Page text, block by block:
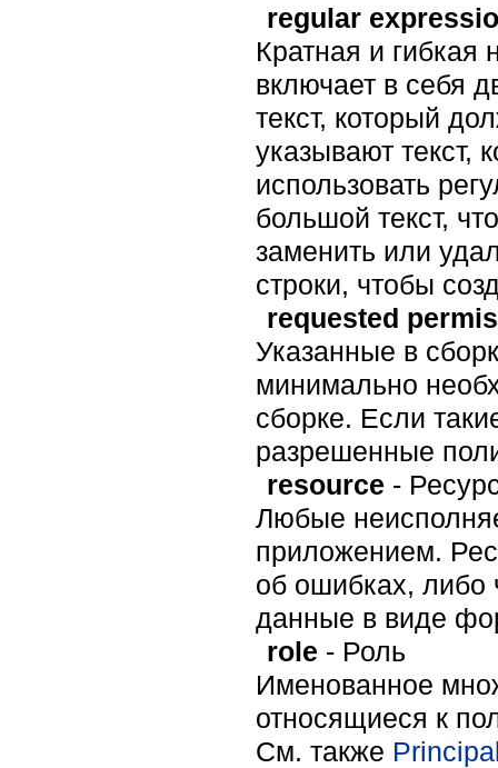
regular
Кратная и гибкая
включает в себя
текст, который
указывают текст,
использовать
большой текст,
заменить или
строки, чтобы
requested
Указанные в
минимально
сборке. Если
разрешенные
resource -
Любые
приложением.
об ошибках, либо
данные в виде
role - Роль
Именованное
относящиеся к
Cм. также